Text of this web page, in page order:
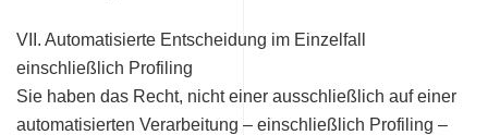
VII. Automatisierte Entscheidung im Einzelfall
einschließlich Profiling
Sie haben das Recht, nicht einer ausschließlich auf einer
automatisierten Verarbeitung – einschließlich Profiling –